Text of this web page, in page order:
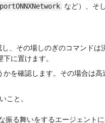
、その場しのぎのコマンドは
に置けます。
を確認します。その場合は高
こと。
る舞いをするエージェント